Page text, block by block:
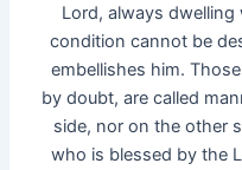
Lord, always
condition cannot be
embellishes him.
by doubt, are called
side, nor on the other
who is blessed by the